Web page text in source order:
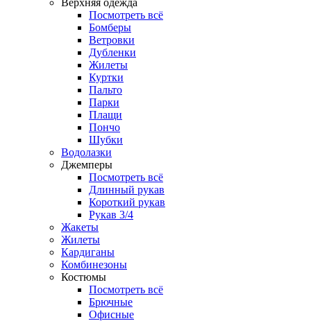
Посмотреть всё
Бомберы
Ветровки
Дубленки
Жилеты
Куртки
Пальто
Парки
Плащи
Пончо
Шубки
Водолазки
Джемперы
Посмотреть всё
Длинный рукав
Короткий рукав
Рукав 3/4
Жакеты
Жилеты
Кардиганы
Комбинезоны
Костюмы
Посмотреть всё
Брючные
Офисные